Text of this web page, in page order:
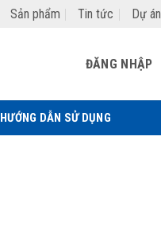
Sản phẩm Tin tức Dự án
ĐĂNG NHẬP
HƯỚNG DẪN SỬ DỤNG